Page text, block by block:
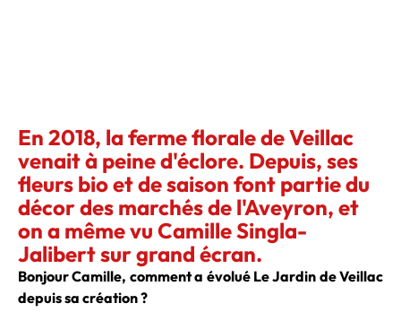
En 2018, la ferme florale de Veillac
venait à peine d'éclore. Depuis, ses
fleurs bio et de saison font partie du
décor des marchés de l'Aveyron, et
on a même vu Camille Singla-
Jalibert sur grand écran.
Bonjour Camille, comment a évolué Le Jardin de Veillac
depuis sa création ?